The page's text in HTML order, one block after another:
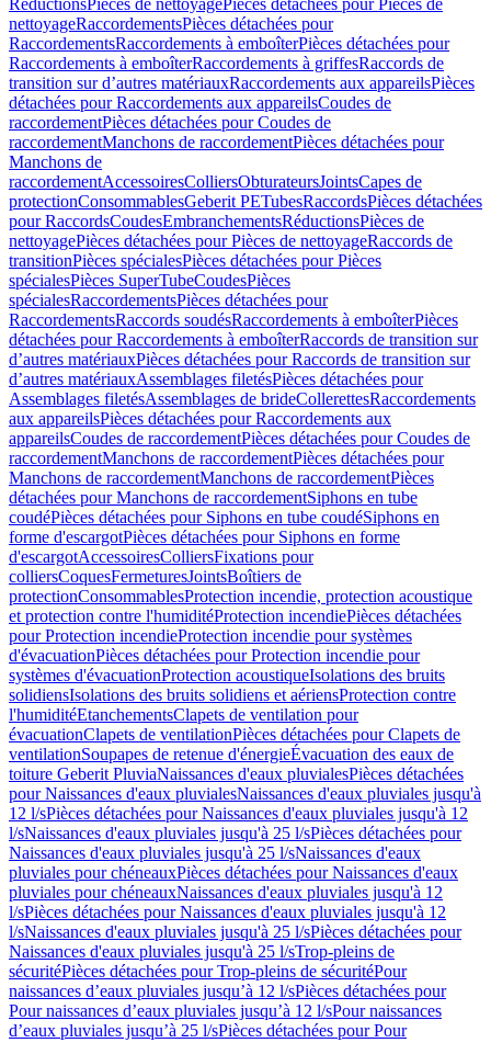
RéductionsPièces de nettoyagePièces détachées pour Pièces de
nettoyageRaccordementsPièces détachées pour
RaccordementsRaccordements à emboîterPièces détachées pour
Raccordements à emboîterRaccordements à griffesRaccords de
transition sur d’autres matériauxRaccordements aux appareilsPièces
détachées pour Raccordements aux appareilsCoudes de
raccordementPièces détachées pour Coudes de
raccordementManchons de raccordementPièces détachées pour
Manchons de
raccordementAccessoiresColliersObturateursJointsCapes de
protectionConsommablesGeberit PETubesRaccordsPièces détachées
pour RaccordsCoudesEmbranchementsRéductionsPièces de
nettoyagePièces détachées pour Pièces de nettoyageRaccords de
transitionPièces spécialesPièces détachées pour Pièces
spécialesPièces SuperTubeCoudesPièces
spécialesRaccordementsPièces détachées pour
RaccordementsRaccords soudésRaccordements à emboîterPièces
détachées pour Raccordements à emboîterRaccords de transition sur
d’autres matériauxPièces détachées pour Raccords de transition sur
d’autres matériauxAssemblages filetésPièces détachées pour
Assemblages filetésAssemblages de brideCollerettesRaccordements
aux appareilsPièces détachées pour Raccordements aux
appareilsCoudes de raccordementPièces détachées pour Coudes de
raccordementManchons de raccordementPièces détachées pour
Manchons de raccordementManchons de raccordementPièces
détachées pour Manchons de raccordementSiphons en tube
coudéPièces détachées pour Siphons en tube coudéSiphons en
forme d'escargotPièces détachées pour Siphons en forme
d'escargotAccessoiresColliersFixations pour
colliersCoquesFermeturesJointsBoîtiers de
protectionConsommablesProtection incendie, protection acoustique
et protection contre l'humiditéProtection incendiePièces détachées
pour Protection incendieProtection incendie pour systèmes
d'évacuationPièces détachées pour Protection incendie pour
systèmes d'évacuationProtection acoustiqueIsolations des bruits
solidiensIsolations des bruits solidiens et aériensProtection contre
l'humiditéEtanchementsClapets de ventilation pour
évacuationClapets de ventilationPièces détachées pour Clapets de
ventilationSoupapes de retenue d'énergieÉvacuation des eaux de
toiture Geberit PluviaNaissances d'eaux pluvialesPièces détachées
pour Naissances d'eaux pluvialesNaissances d'eaux pluviales jusqu'à
12 l/sPièces détachées pour Naissances d'eaux pluviales jusqu'à 12
l/sNaissances d'eaux pluviales jusqu'à 25 l/sPièces détachées pour
Naissances d'eaux pluviales jusqu'à 25 l/sNaissances d'eaux
pluviales pour chéneauxPièces détachées pour Naissances d'eaux
pluviales pour chéneauxNaissances d'eaux pluviales jusqu'à 12
l/sPièces détachées pour Naissances d'eaux pluviales jusqu'à 12
l/sNaissances d'eaux pluviales jusqu'à 25 l/sPièces détachées pour
Naissances d'eaux pluviales jusqu'à 25 l/sTrop-pleins de
sécuritéPièces détachées pour Trop-pleins de sécuritéPour
naissances d’eaux pluviales jusqu’à 12 l/sPièces détachées pour
Pour naissances d’eaux pluviales jusqu’à 12 l/sPour naissances
d’eaux pluviales jusqu’à 25 l/sPièces détachées pour Pour